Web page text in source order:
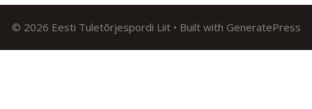
© 2026 Eesti Tuletõrjespordi Liit• Built with GeneratePress